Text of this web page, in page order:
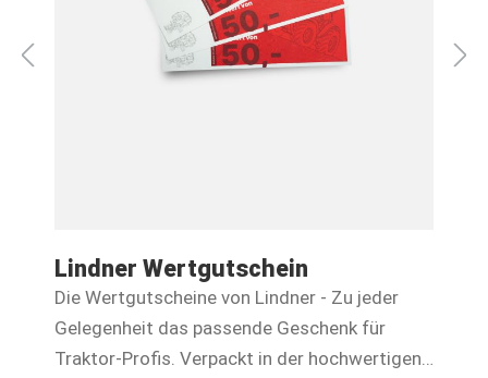
Lindner Wertgutschein
Die Wertgutscheine von Lindner - Zu jeder
Gelegenheit das passende Geschenk für
Traktor-Profis. Verpackt in der hochwertigen